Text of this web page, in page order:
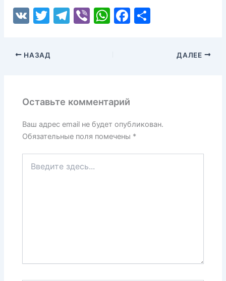
V
T
er
T
m
Vi W
p
p
F
k т
НАЗАД ДАЛЕЕ
Оставьте комментарий
Ваш адрес email не будет опубликован.
Обязательные поля помечены *
здесь...